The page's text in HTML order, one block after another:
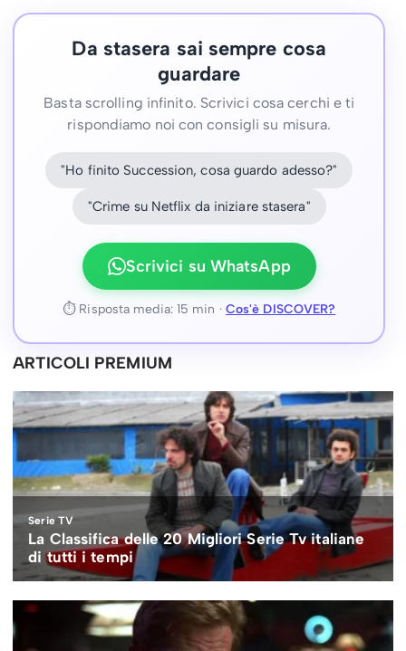
Da stasera sai sempre cosa
guardare
Basta scrolling infinito. Scrivici cosa cerchi e ti
rispondiamo noi con consigli su misura.
"Ho finito Succession, cosa guardo adesso?"
"Crime su Netflix da iniziare stasera"
Scrivici su WhatsApp
⏱ Risposta media: 15 min · Cos'è DISCOVER?
ARTICOLI PREMIUM